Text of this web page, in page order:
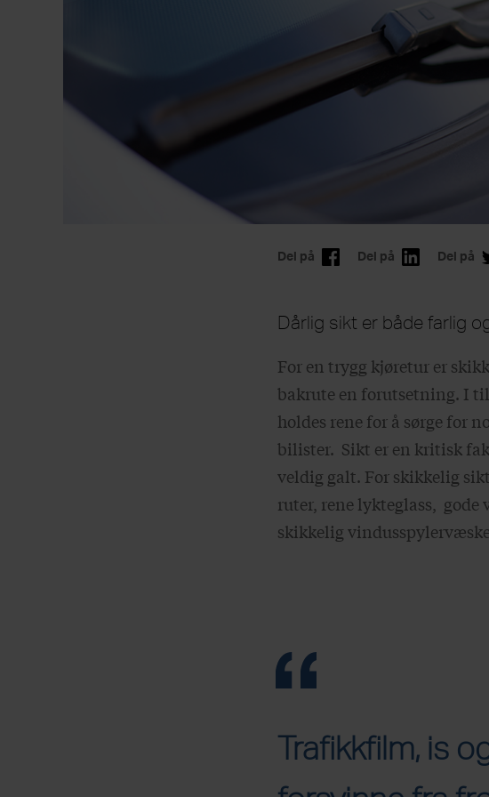
Del på Del på Del på
Dårlig sikt er både farlig
For en trygg kjøretur er
bakrute en forutsetning. I
holdes rene for å sørge for
bilister. Sikt er en kritisk
veldig galt. For skikkelig
ruter, rene lykteglass, gode
skikkelig
Trafikkfilm, is